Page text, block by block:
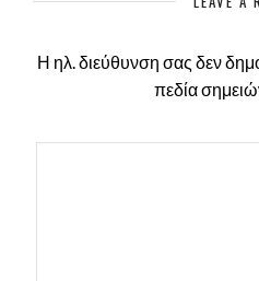
Η ηλ. διεύθυνση σας δεν
πεδία